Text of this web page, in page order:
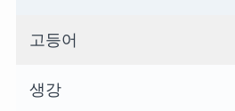
고등어
생강